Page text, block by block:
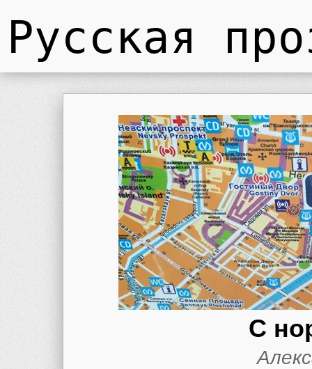
Русская
С